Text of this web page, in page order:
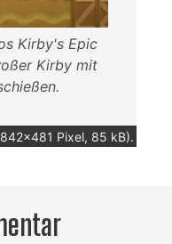
Kirby's Epic
Kirby mit
Pixel, 85 kB).